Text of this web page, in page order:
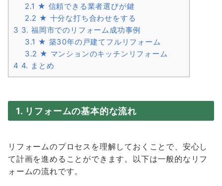
2.1 ★ 信頼できる業者選びが鍵
2.2 ★ 十分な打ち合わせをする
3 3. 福岡市でのリフォーム成功事例
3.1 ★ 築30年の戸建てフルリフォーム
3.2 ★ マンションのキッチンリフォーム
4 4. まとめ
1. リフォームの基本的な流れ
リフォームのプロセスを理解しておくことで、安心し
て計画を進めることができます。以下は一般的なリフ
ォームの流れです。